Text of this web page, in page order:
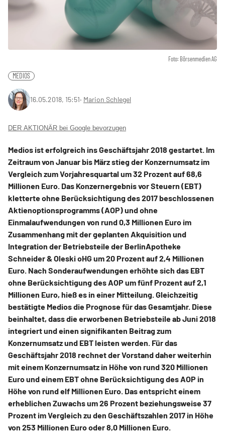
Foto: Börsenmedien AG
MEDIOS
16.05.2018, 15:51‧ Marion Schlegel
DER AKTIONÄR bei Google bevorzugen
Medios ist erfolgreich ins Geschäftsjahr 2018 gestartet. Im
Zeitraum von Januar bis März stieg der Konzernumsatz im
Vergleich zum Vorjahresquartal um 32 Prozent auf 68,6
Millionen Euro. Das Konzernergebnis vor Steuern (EBT)
kletterte ohne Berücksichtigung des 2017 beschlossenen
Aktienoptionsprogramms (AOP) und ohne
Einmalaufwendungen von rund 0,3 Millionen Euro im
Zusammenhang mit der geplanten Akquisition und
Integration der Betriebsteile der BerlinApotheke
Schneider & Oleski oHG um 20 Prozent auf 2,4 Millionen
Euro. Nach Sonderaufwendungen erhöhte sich das EBT
ohne Berücksichtigung des AOP um fünf Prozent auf 2,1
Millionen Euro, hieß es in einer Mitteilung. Gleichzeitig
bestätigte Medios die Prognose für das Gesamtjahr. Diese
beinhaltet, dass die erworbenen Betriebsteile ab Juni 2018
integriert und einen signifikanten Beitrag zum
Konzernumsatz und EBT leisten werden. Für das
Geschäftsjahr 2018 rechnet der Vorstand daher weiterhin
mit einem Konzernumsatz in Höhe von rund 320 Millionen
Euro und einem EBT ohne Berücksichtigung des AOP in
Höhe von rund elf Millionen Euro. Das entspricht einem
erheblichen Zuwachs um 26 Prozent beziehungsweise 37
Prozent im Vergleich zu den Geschäftszahlen 2017 in Höhe
von 253 Millionen Euro oder 8,0 Millionen Euro.